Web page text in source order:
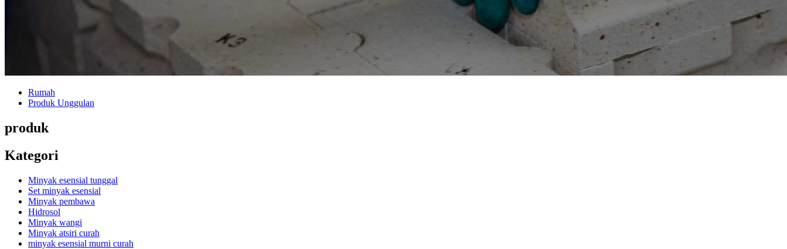
Rumah
Produk Unggulan
produk
Kategori
Minyak esensial tunggal
Set minyak esensial
Minyak pembawa
Hidrosol
Minyak wangi
Minyak atsiri curah
minyak esensial murni curah